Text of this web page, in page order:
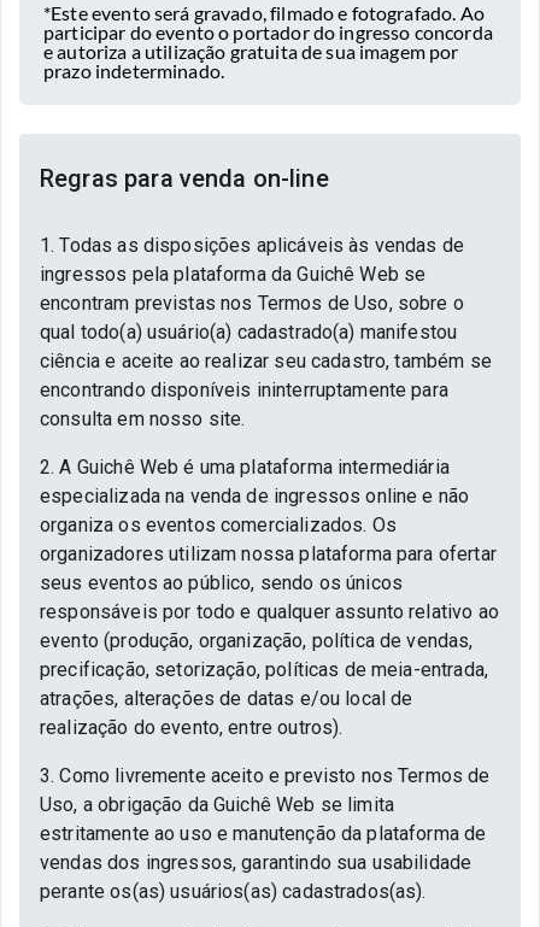
*Este evento será gravado, filmado e fotografado. Ao
participar do evento o portador do ingresso concorda
e autoriza a utilização gratuita de sua imagem por
prazo indeterminado.
Regras para venda on-line
1. Todas as disposições aplicáveis às vendas de
ingressos pela plataforma da Guichê Web se
encontram previstas nos Termos de Uso, sobre o
qual todo(a) usuário(a) cadastrado(a) manifestou
ciência e aceite ao realizar seu cadastro, também se
encontrando disponíveis ininterruptamente para
consulta em nosso site.
2. A Guichê Web é uma plataforma intermediária
especializada na venda de ingressos online e não
organiza os eventos comercializados. Os
organizadores utilizam nossa plataforma para ofertar
seus eventos ao público, sendo os únicos
responsáveis por todo e qualquer assunto relativo ao
evento (produção, organização, política de vendas,
precificação, setorização, políticas de meia-entrada,
atrações, alterações de datas e/ou local de
realização do evento, entre outros).
3. Como livremente aceito e previsto nos Termos de
Uso, a obrigação da Guichê Web se limita
estritamente ao uso e manutenção da plataforma de
vendas dos ingressos, garantindo sua usabilidade
perante os(as) usuários(as) cadastrados(as).